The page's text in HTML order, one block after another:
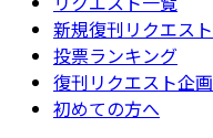
新規復刊リクエスト
投票ランキング
復刊リクエスト企画
初めての方へ